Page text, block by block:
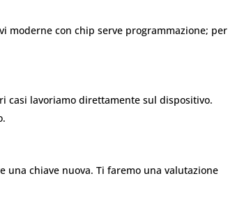
moderne con chip serve programmazione; per
casi lavoriamo direttamente sul dispositivo.
chiave nuova. Ti faremo una valutazione